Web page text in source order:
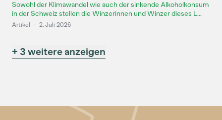
Sowohl der Klimawandel wie auch der sinkende Alkoholkonsum
in der Schweiz stellen die Winzerinnen und Winzer dieses L...
Artikel · 2. Juli 2026
+ 3 weitere anzeigen